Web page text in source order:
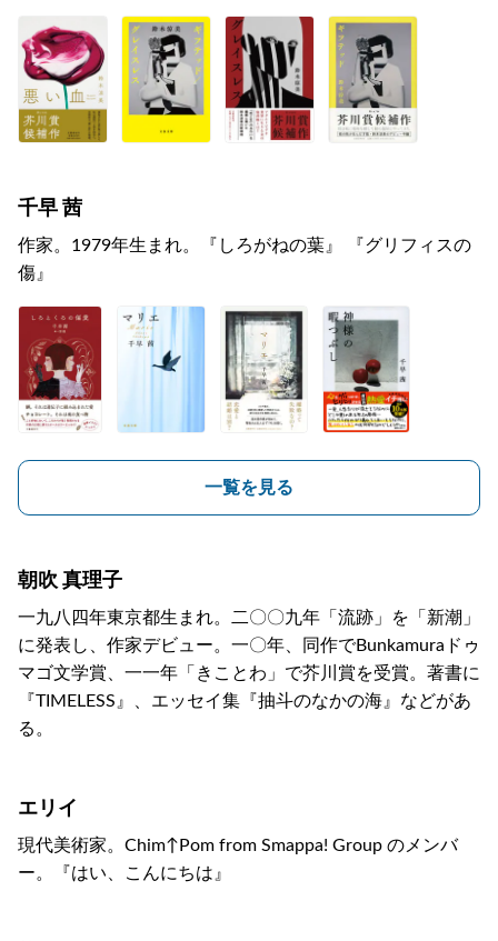
千早 茜
作家。1979年生まれ。『しろがねの葉』 『グリフィスの
傷』
一覧を見る
朝吹 真理子
一九八四年東京都生まれ。二〇〇九年「流跡」を「新潮」
に発表し、作家デビュー。一〇年、同作でBunkamuraドゥ
マゴ文学賞、一一年「きことわ」で芥川賞を受賞。著書に
『TIMELESS』、エッセイ集『抽斗のなかの海』などがあ
る。
エリイ
現代美術家。Chim↑Pom from Smappa! Group のメンバ
ー。『はい、こんにちは』